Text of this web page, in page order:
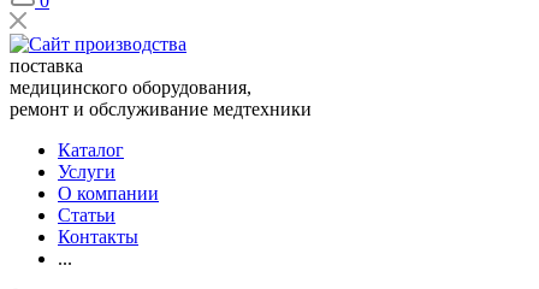
поставка
медицинского оборудования,
ремонт и обслуживание медтехники
Каталог
Услуги
О компании
Статьи
Контакты
...